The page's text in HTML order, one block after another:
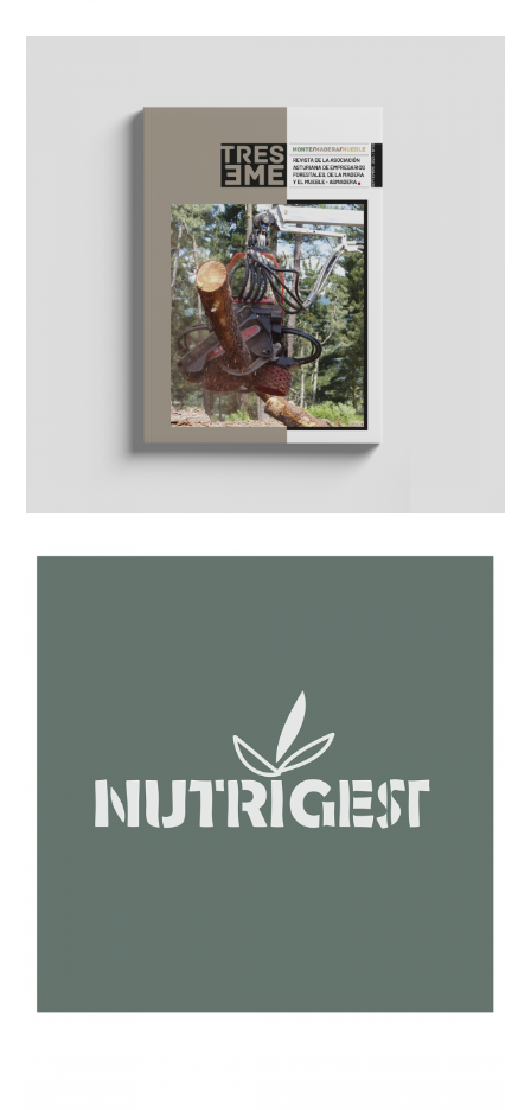
Diseño de revista para el
sector del bosque, madera y
mueble. Treseme.
Diseño de infografía